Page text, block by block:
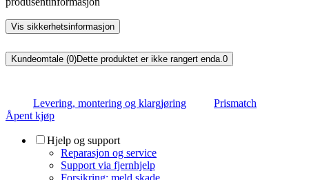
Vis sikkerhetsinformasjon
Kundeomtale (0)Dette produktet er ikke rangert enda. 0
Levering, montering og klargjøring
Prismatch
Åpent kjøp
Hjelp og support
Reparasjon og service
Support via fjernhjelp